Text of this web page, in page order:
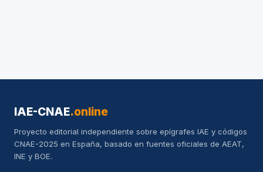
IAE-CNAE.online
Proyecto editorial independiente sobre epígrafes IAE y códigos
CNAE-2025 en España, basado en fuentes oficiales de AEAT,
INE y BOE.